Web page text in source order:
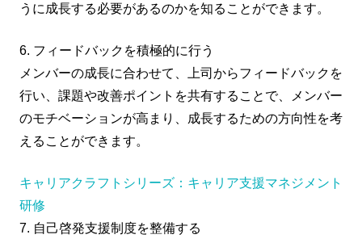
うに成長する必要があるのかを知ることができます。
6. フィードバックを積極的に行う
メンバーの成長に合わせて、上司からフィードバックを
行い、課題や改善ポイントを共有することで、メンバー
のモチベーションが高まり、成長するための方向性を考
えることができます。
キャリアクラフトシリーズ：キャリア支援マネジメント
研修
7. 自己啓発支援制度を整備する